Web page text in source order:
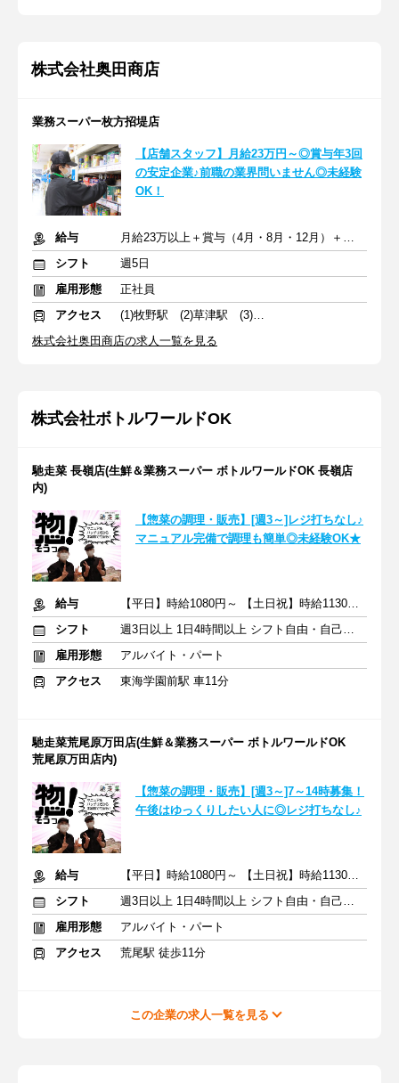
株式会社奥田商店
業務スーパー枚方招堤店
【店舗スタッフ】月給23万円～◎賞与年3回
の安定企業♪前職の業界問いません◎未経験
OK！
給与
月給23万以上＋賞与（4月・8月・12月）＋交通費
シフト
週5日
雇用形態
正社員
アクセス
(1)牧野駅 (2)草津駅 (3)京都河原町駅
株式会社奥田商店の求人一覧を見る
株式会社ボトルワールドOK
馳走菜 長嶺店(生鮮＆業務スーパー ボトルワールドOK 長嶺店
内)
【惣菜の調理・販売】[週3～]レジ打ちなし♪
マニュアル完備で調理も簡単◎未経験OK★
給与
【平日】時給1080円～ 【土日祝】時給1130円～
シフト
週3日以上 1日4時間以上 シフト自由・自己申告
雇用形態
アルバイト・パート
アクセス
東海学園前駅 車11分
馳走菜荒尾原万田店(生鮮＆業務スーパー ボトルワールドOK
荒尾原万田店内)
【惣菜の調理・販売】[週3～]7～14時募集！
午後はゆっくりしたい人に◎レジ打ちなし♪
給与
【平日】時給1080円～ 【土日祝】時給1130円～
シフト
週3日以上 1日4時間以上 シフト自由・自己申告
雇用形態
アルバイト・パート
アクセス
荒尾駅 徒歩11分
この企業の求人一覧を見る